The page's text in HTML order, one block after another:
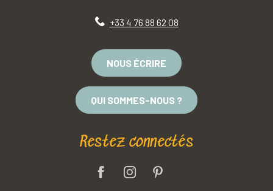
+33 4 76 88 62 08
NOUS ÉCRIRE
QUI SOMMES-NOUS ?
Restez connectés